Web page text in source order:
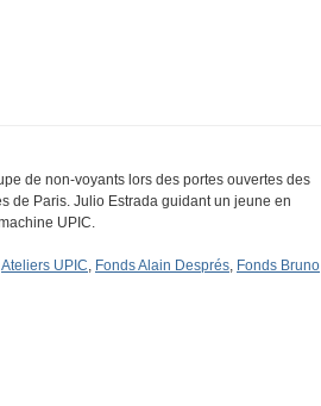
de non-voyants lors des portes ouvertes des
de Paris. Julio Estrada guidant un jeune en
UPIC.
Ateliers UPIC, Fonds Alain Després, Fonds Bruno